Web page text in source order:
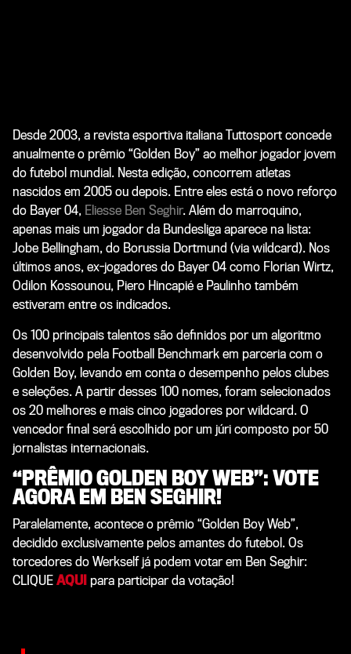
Desde 2003, a revista esportiva italiana Tuttosport concede
anualmente o prêmio “Golden Boy” ao melhor jogador jovem
do futebol mundial. Nesta edição, concorrem atletas
nascidos em 2005 ou depois. Entre eles está o novo reforço
do Bayer 04, Eliesse Ben Seghir. Além do marroquino,
apenas mais um jogador da Bundesliga aparece na lista:
Jobe Bellingham, do Borussia Dortmund (via wildcard). Nos
últimos anos, ex-jogadores do Bayer 04 como Florian Wirtz,
Odilon Kossounou, Piero Hincapié e Paulinho também
estiveram entre os indicados.
Os 100 principais talentos são definidos por um algoritmo
desenvolvido pela Football Benchmark em parceria com o
Golden Boy, levando em conta o desempenho pelos clubes
e seleções. A partir desses 100 nomes, foram selecionados
os 20 melhores e mais cinco jogadores porwildcard. O
vencedor final será escolhido por um júri composto por 50
jornalistas internacionais.
“PRÊMIO GOLDEN BOY WEB”: VOTE
AGORA EM BEN SEGHIR!
Paralelamente, acontece o prêmio “Golden Boy Web”,
decidido exclusivamente pelos amantes do futebol. Os
torcedores do Werkself já podem votar em Ben Seghir:
CLIQUE AQUI para participar da votação!